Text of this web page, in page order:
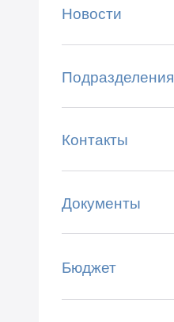
Новости
Подразделения
Контакты
Документы
Бюджет